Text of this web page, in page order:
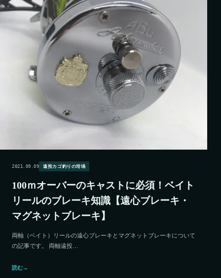
2021.09.09 遠投カゴ釣りの坩堝
100ｍオーバーのキャストに必須！ベイト
リールのブレーキ知識【遠心ブレーキ・
マグネットブレーキ】
両軸（ベイト）リールの遠心ブレーキとマグネットブレーキについて
の記事です。 両軸遠投…
読む→